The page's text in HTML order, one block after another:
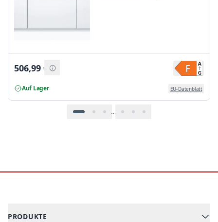
506,99 €
Auf Lager EU-Datenblatt
…
PRODUKTE